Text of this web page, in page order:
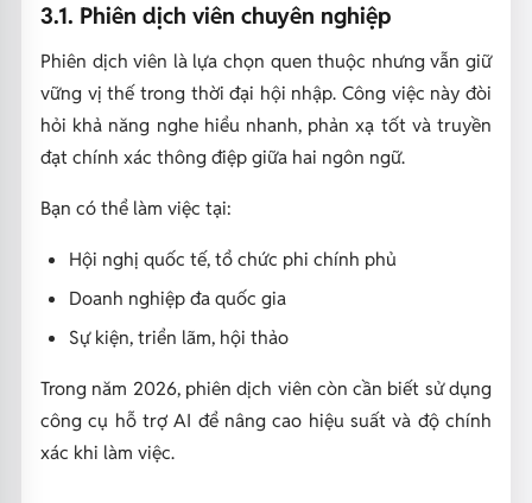
3.1. Phiên dịch viên chuyên nghiệp
Phiên dịch viên là lựa chọn quen thuộc nhưng vẫn giữ
vững vị thế trong thời đại hội nhập. Công việc này đòi
hỏi khả năng nghe hiểu nhanh, phản xạ tốt và truyền
đạt chính xác thông điệp giữa hai ngôn ngữ.
Bạn có thể làm việc tại:
Hội nghị quốc tế, tổ chức phi chính phủ
Doanh nghiệp đa quốc gia
Sự kiện, triển lãm, hội thảo
Trong năm 2026, phiên dịch viên còn cần biết sử dụng
công cụ hỗ trợ AI để nâng cao hiệu suất và độ chính
xác khi làm việc.